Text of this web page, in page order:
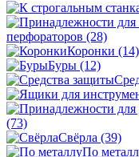
перфораторов (28)
Коронки (14)
Буры (12)
(73)
Свёрла (39)
По